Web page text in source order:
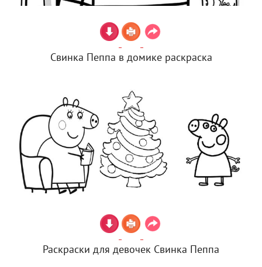
Свинка Пеппа в домике раскраска
Раскраски для девочек Свинка Пеппа